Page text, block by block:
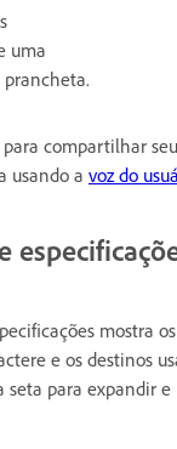
uma
compartilhar
usando a voz do
mostra
e os destinos
seta para expandir